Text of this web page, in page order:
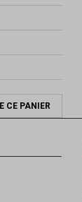
CE PANIER